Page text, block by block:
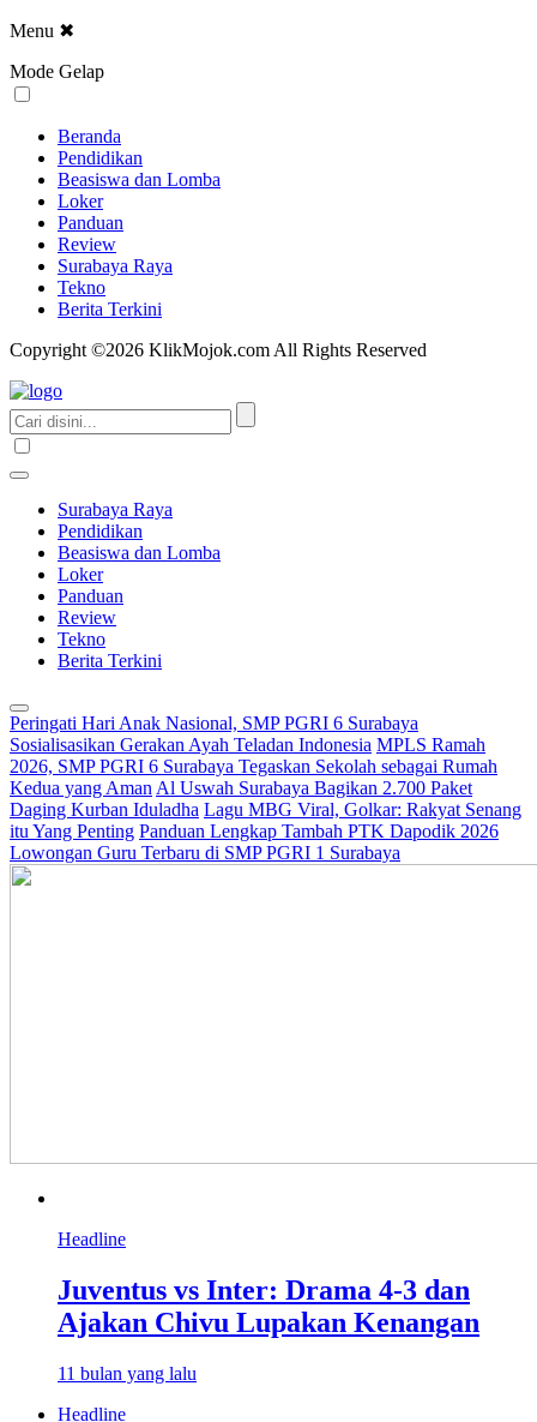
Menu ✖
Mode Gelap
Beranda
Pendidikan
Beasiswa dan Lomba
Loker
Panduan
Review
Surabaya Raya
Tekno
Berita Terkini
Copyright ©2026 KlikMojok.com All Rights Reserved
Surabaya Raya
Pendidikan
Beasiswa dan Lomba
Loker
Panduan
Review
Tekno
Berita Terkini
Peringati Hari Anak Nasional, SMP PGRI 6 Surabaya
Sosialisasikan Gerakan Ayah Teladan Indonesia MPLS Ramah
2026, SMP PGRI 6 Surabaya Tegaskan Sekolah sebagai Rumah
Kedua yang Aman Al Uswah Surabaya Bagikan 2.700 Paket
Daging Kurban Iduladha Lagu MBG Viral, Golkar: Rakyat Senang
itu Yang Penting Panduan Lengkap Tambah PTK Dapodik 2026
Lowongan Guru Terbaru di SMP PGRI 1 Surabaya
Headline
Juventus vs Inter: Drama 4-3 dan
Ajakan Chivu Lupakan Kenangan
11 bulan yang lalu
Headline